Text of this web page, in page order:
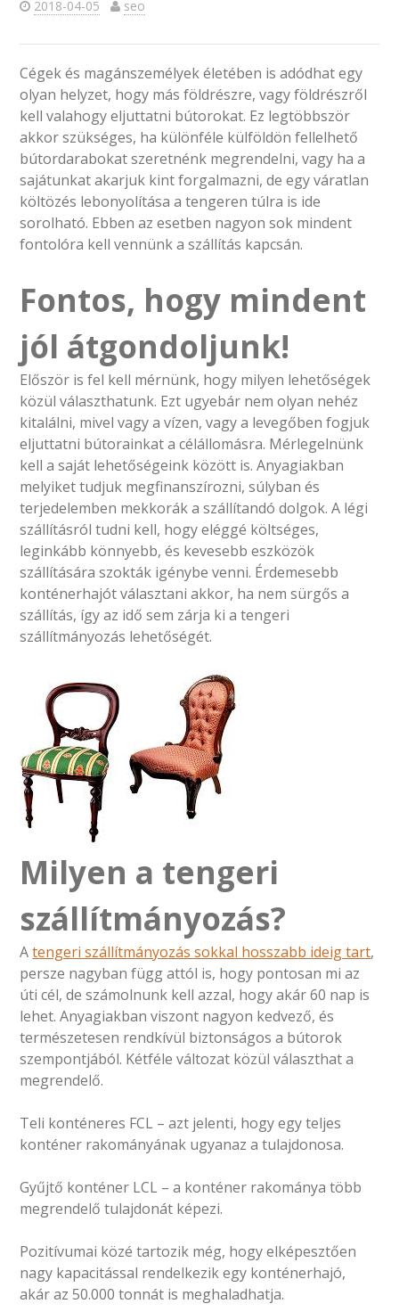
2018-04-05 seo
Cégek és magánszemélyek életében is adódhat egy
olyan helyzet, hogy más földrészre, vagy földrészről
kell valahogy eljuttatni bútorokat. Ez legtöbbször
akkor szükséges, ha különféle külföldön fellelhető
bútordarabokat szeretnénk megrendelni, vagy ha a
sajátunkat akarjuk kint forgalmazni, de egy váratlan
költözés lebonyolítása a tengeren túlra is ide
sorolható. Ebben az esetben nagyon sok mindent
fontolóra kell vennünk a szállítás kapcsán.
Fontos, hogy mindent
jól átgondoljunk!
Először is fel kell mérnünk, hogy milyen lehetőségek
közül választhatunk. Ezt ugyebár nem olyan nehéz
kitalálni, mivel vagy a vízen, vagy a levegőben fogjuk
eljuttatni bútorainkat a célállomásra. Mérlegelnünk
kell a saját lehetőségeink között is. Anyagiakban
melyiket tudjuk megfinanszírozni, súlyban és
terjedelemben mekkorák a szállítandó dolgok. A légi
szállításról tudni kell, hogy eléggé költséges,
leginkább könnyebb, és kevesebb eszközök
szállítására szokták igénybe venni. Érdemesebb
konténerhajót választani akkor, ha nem sürgős a
szállítás, így az idő sem zárja ki a tengeri
szállítmányozás lehetőségét.
Milyen a tengeri
szállítmányozás?
Atengeri szállítmányozás sokkal hosszabb ideig tart,
persze nagyban függ attól is, hogy pontosan mi az
úti cél, de számolnunk kell azzal, hogy akár 60 nap is
lehet. Anyagiakban viszont nagyon kedvező, és
természetesen rendkívül biztonságos a bútorok
szempontjából. Kétféle változat közül választhat a
megrendelő.
Teli konténeres FCL – azt jelenti, hogy egy teljes
konténer rakományának ugyanaz a tulajdonosa.
Gyűjtő konténer LCL – a konténer rakománya több
megrendelő tulajdonát képezi.
Pozitívumai közé tartozik még, hogy elképesztően
nagy kapacitással rendelkezik egy konténerhajó,
akár az 50.000 tonnát is meghaladhatja.